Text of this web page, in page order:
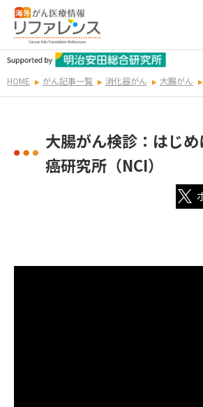
HOME がん記事一覧 消化器がん 大腸がん
大腸がん検診：はじ
癌研究所（NCI）